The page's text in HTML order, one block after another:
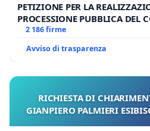
PETIZIONE PER LA
PROCESSIONE PUBBLICA DEL
MILANO
2 186 firme
Avviso di trasparenza
RICHIESTA DI
GIANPIERO PALMIERI